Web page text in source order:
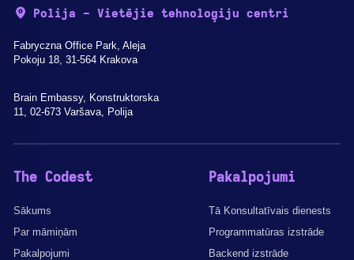
Polija - Vietējie tehnoloģiju centri
Fabryczna Office Park, Aleja
Pokoju 18, 31-564 Krakova
Brain Embassy, Konstruktorska
11, 02-673 Varšava, Polija
The Codest
Sākums
Par māmiņām
Pakalpojumi
Pakalpojumi
Tā Konsultatīvais dienests
Programmatūras izstrāde
Backend izstrāde